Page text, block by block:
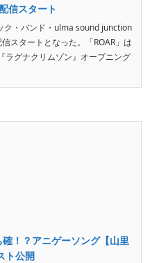
信スタート
ク・バンド・ulma sound junction
スタートとなった。「ROAR」は
ラグナクリムゾン』オープニング
！？アニゲーソング【山里
ト公開